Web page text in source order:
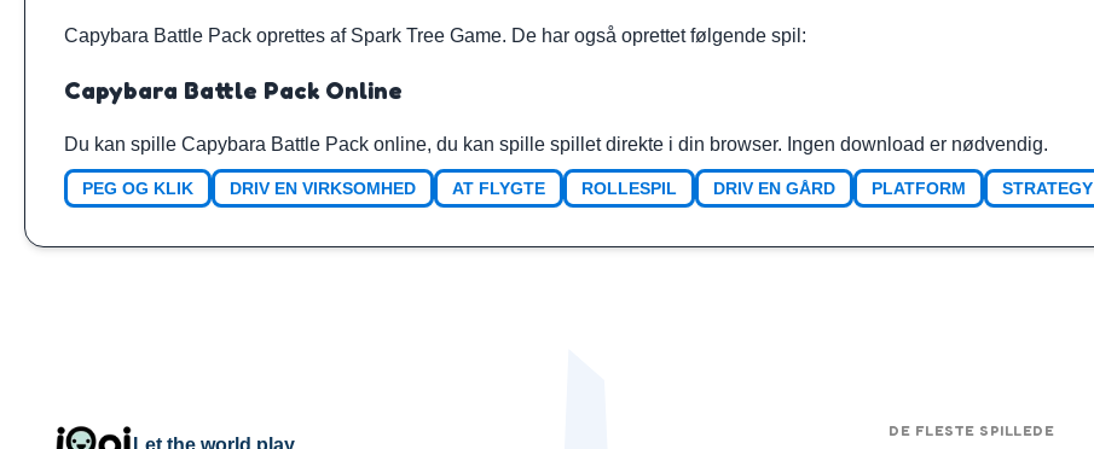
Capybara Battle Pack oprettes af Spark Tree Game. De har også oprettet følgende spil:
Capybara Battle Pack Online
Du kan spille Capybara Battle Pack online, du kan spille spillet direkte i din browser. Ingen download er nødvendig.
PEG OG KLIK DRIV EN VIRKSOMHED AT FLYGTE ROLLESPIL DRIV EN GÅRD PLATFORM STRATEGY
Let the world play
DE FLESTE SPILLEDE